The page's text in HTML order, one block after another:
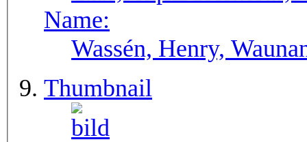
Name:
Wassén, Henry,
Thumbnail